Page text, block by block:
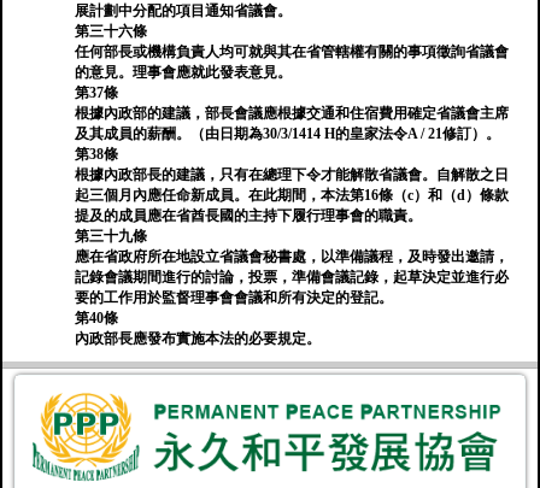
展計劃中分配的項目通知省議會。
第三十六條
任何部長或機構負責人均可就與其在省管轄權有關的事項徵詢省議會
的意見。理事會應就此發表意見。
第37條
根據內政部的建議，部長會議應根據交通和住宿費用確定省議會主席
及其成員的薪酬。（由日期為30/3/1414 H的皇家法令A / 21修訂）。
第38條
根據內政部長的建議，只有在總理下令才能解散省議會。自解散之日
起三個月內應任命新成員。在此期間，本法第16條（c）和（d）條款
提及的成員應在省酋長國的主持下履行理事會的職責。
第三十九條
應在省政府所在地設立省議會秘書處，以準備議程，及時發出邀請，
記錄會議期間進行的討論，投票，準備會議記錄，起草決定並進行必
要的工作用於監督理事會會議和所有決定的登記。
第40條
內政部長應發布實施本法的必要規定。